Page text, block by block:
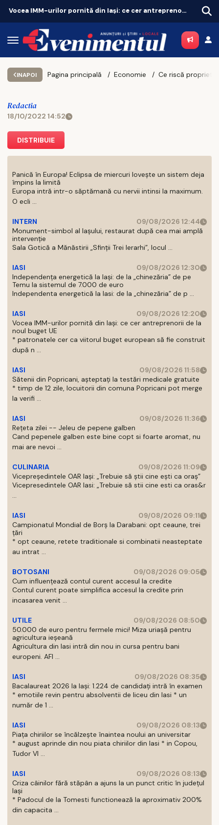
Sătenii din Popricani, așteptați la testări medicale gratuite
INAPOI Pagina principală Economie
Redactia
18/10/2022 14:52
DISTRIBUIE
Panică în Europa! Eclipsa de miercuri lovește un sistem deja
împins la limită
Europa intră intr-o săptămană cu nervii intinsi la maximum.
O ecli ...
INTERN
09/08/2026 12:44
Monument-simbol al Iaşului, restaurat după cea mai amplă
intervenţie
Sala Gotică a Mănăstirii „Sfinţii Trei Ierarhi”, locul ...
IASI
09/08/2026 12:30
Independența energetică la Iași: de la „chinezăria” de pe
Temu la sistemul de 7.000 de euro
Independenta energetică la Iasi: de la „chinezăria” de p ...
IASI
09/08/2026 12:20
Vocea IMM-urilor pornită din Iași: ce cer antreprenorii de la
noul buget UE
* patronatele cer ca viitorul buget european să fie construit
după n ...
IASI
09/08/2026 11:58
Sătenii din Popricani, așteptați la testări medicale gratuite
* timp de 12 zile, locuitorii din comuna Popricani pot merge
la verifi ...
IASI
09/08/2026 11:36
Rețeta zilei -- Jeleu de pepene galben
Cand pepenele galben este bine copt si foarte aromat, nu
mai are nevoi ...
CULINARIA
09/08/2026 11:09
Vicepreședintele OAR Iași: „Trebuie să știi cine ești ca oraș”
Vicepresedintele OAR Iasi: „Trebuie să stii cine esti ca oras&r
...
IASI
09/08/2026 09:11
Campionatul Mondial de Borș la Darabani: opt ceaune, trei
țări
* opt ceaune, retete traditionale si combinatii neasteptate
au intrat ...
BOTOSANI
09/08/2026 09:05
Cum influențează contul curent accesul la credite
Contul curent poate simplifica accesul la credite prin
incasarea venit ...
UTILE
09/08/2026 08:50
50.000 de euro pentru fermele mici! Miza uriașă pentru
agricultura ieșeană
Agricultura din Iasi intră din nou in cursa pentru bani
europeni. AFI ...
IASI
09/08/2026 08:35
Bacalaureat 2026 la Iași: 1.224 de candidați intră în examen
* emotiile revin pentru absolventii de liceu din Iasi * un
număr de 1 ...
IASI
09/08/2026 08:13
Piața chiriilor se încălzește înaintea noului an universitar
* august aprinde din nou piata chiriilor din Iasi * in Copou,
Tudor Vl ...
IASI
09/08/2026 08:13
Criza câinilor fără stăpân a ajuns la un punct critic în județul
Iași
* Padocul de la Tomesti functionează la aproximativ 200%
din capacita ...